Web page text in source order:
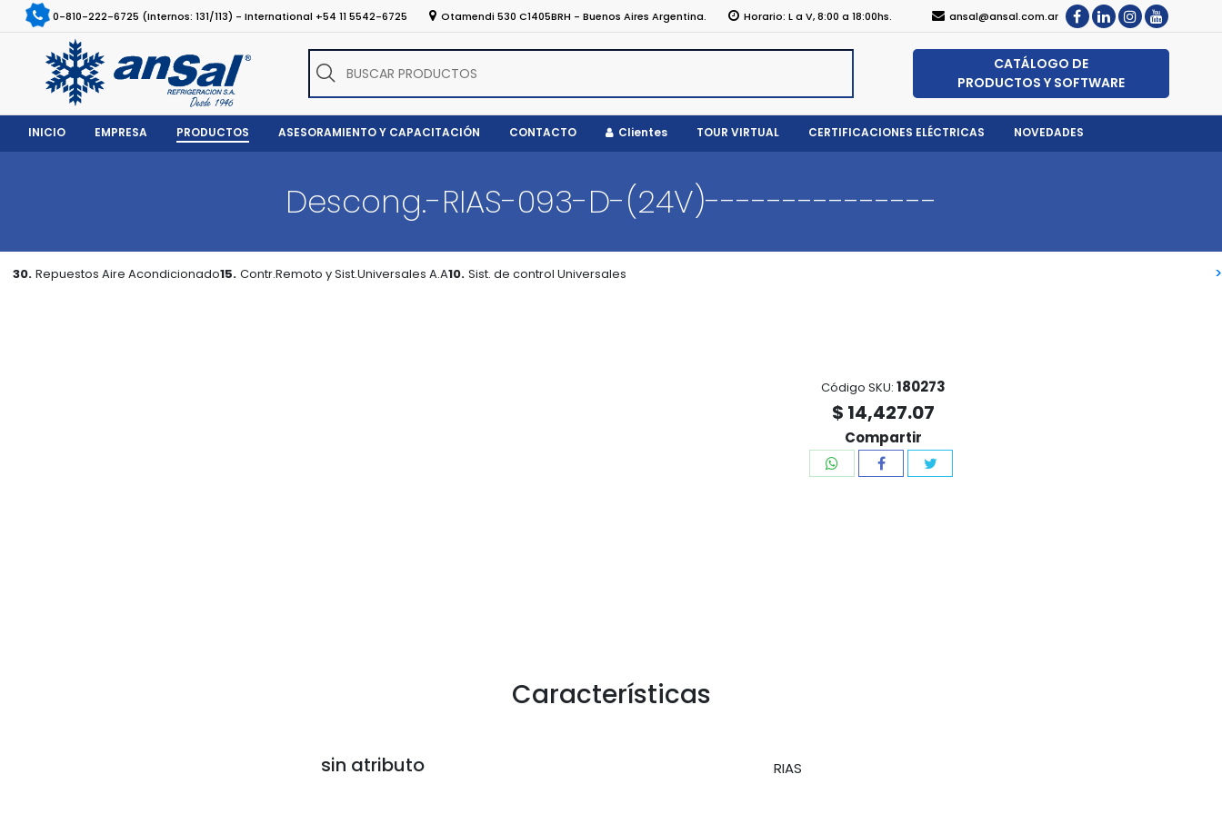
0-810-222-6725 (Internos: 131/113) - International +54 11 5542-6725 Otamendi 530 C1405BRH - Buenos Aires Argentina. Horario: L a V, 8:00 a 18:00hs. ansal@ansal.com.ar
CATÁLOGO DE
PRODUCTOS Y SOFTWARE
INICIO EMPRESA PRODUCTOS ASESORAMIENTO Y CAPACITACIÓN CONTACTO Clientes TOUR VIRTUAL CERTIFICACIONES ELÉCTRICAS NOVEDADES
Descong.-RIAS-093-D-(24V)---------------
30. Repuestos Aire Acondicionado >
15. Contr.Remoto y Sist.Universales A.A >
10. Sist. de control Universales
Código SKU: 180273
$ 14,427.07
Compartir
Características
sin atributo RIAS